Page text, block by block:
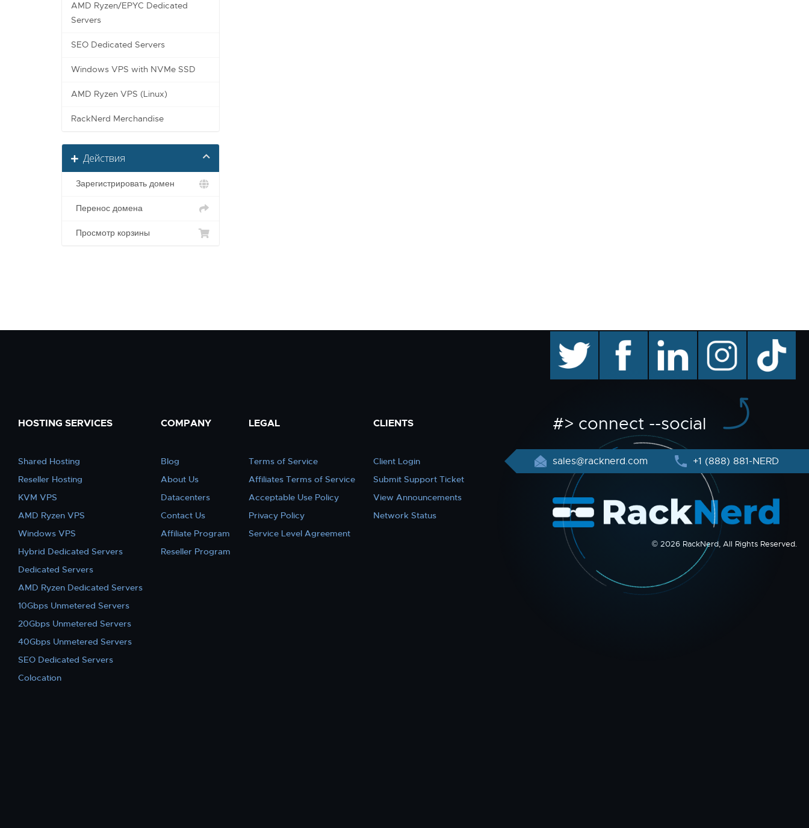
AMD Ryzen/EPYC Dedicated
Servers
SEO Dedicated Servers
Windows VPS with NVMe SSD
AMD Ryzen VPS (Linux)
RackNerd Merchandise
Действия
Зарегистрировать домен
Перенос домена
Просмотр корзины
HOSTING SERVICES
Shared Hosting
Reseller Hosting
KVM VPS
AMD Ryzen VPS
Windows VPS
Hybrid Dedicated Servers
Dedicated Servers
AMD Ryzen Dedicated Servers
10Gbps Unmetered Servers
20Gbps Unmetered Servers
40Gbps Unmetered Servers
SEO Dedicated Servers
Colocation
COMPANY
Blog
About Us
Datacenters
Contact Us
Affiliate Program
Reseller Program
LEGAL
Terms of Service
Affiliates Terms of Service
Acceptable Use Policy
Privacy Policy
Service Level Agreement
CLIENTS
Client Login
Submit Support Ticket
View Announcements
Network Status
facebook linkedin instagram TikTok
#> connect --social
sales@racknerd.com +1 (888) 881-NERD
© 2026 RackNerd, All Rights Reserved.